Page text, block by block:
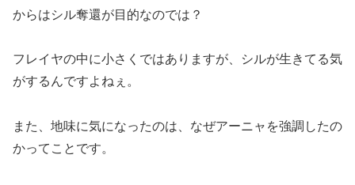
からはシル奪還が目的なのでは？
フレイヤの中に小さくではありますが、シルが生きてる気
がするんですよねぇ。
また、地味に気になったのは、なぜアーニャを強調したの
かってことです。